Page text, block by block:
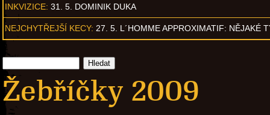
INKVIZICE: 31. 5. DOMINIK DUKA
NEJCHYTŘEJŠÍ KECY: 27. 5. L´HOMME APPROXIMATIF: NĚJAKÉ
Žebříčky 2009